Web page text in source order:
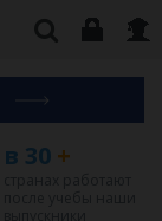
в 30+